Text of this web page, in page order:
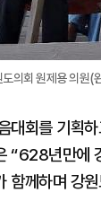
의회 원제용 의원(
대회를 기획
“628년만에
함께하며 강